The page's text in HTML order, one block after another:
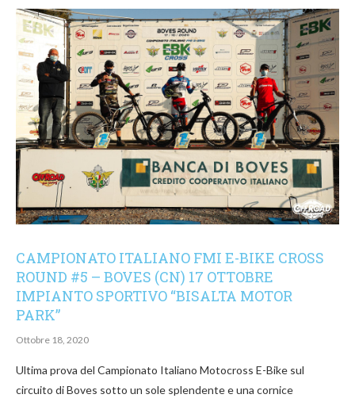
CAMPIONATO ITALIANO FMI E-BIKE CROSS
ROUND #5 – BOVES (CN) 17 OTTOBRE
IMPIANTO SPORTIVO “BISALTA MOTOR
PARK”
Ottobre 18, 2020
Ultima prova del Campionato Italiano Motocross E-Bike sul
circuito di Boves sotto un sole splendente e una cornice